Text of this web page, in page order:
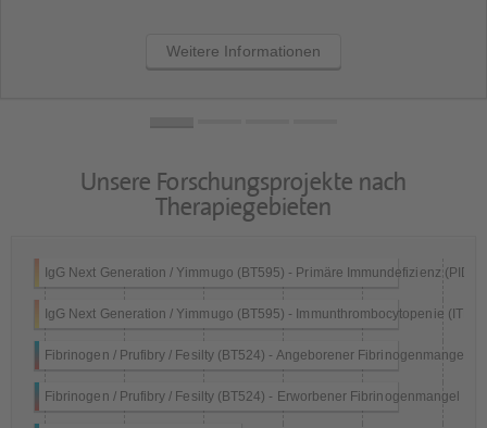
Weitere Informationen
Unsere Forschungsprojekte nach
Therapiegebieten
IgG Next Generation / Yimmugo (BT595) - Primäre Immundefizienz (PID)
IgG Next Generation / Yimmugo (BT595) - Immunthrombocytopenie (ITP)
Fibrinogen / Prufibry / Fesilty (BT524) - Angeborener Fibrinogenmangel
Fibrinogen / Prufibry / Fesilty (BT524) - Erworbener Fibrinogenmangel